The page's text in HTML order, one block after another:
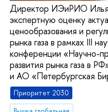
Директор ИЭиРИО Илья
экспертную оценку
ценообразования и
рынка газа в рамках III
конференции «Научно-
развития рынка газа в
и АО «Петербургская
Приоритет 2030